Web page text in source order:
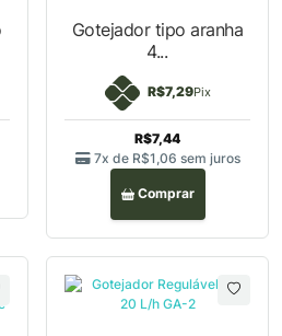
Gotejador tipo aranha
4...
R$7,29Pix
R$7,44
7x de R$1,06sem juros
Comprar